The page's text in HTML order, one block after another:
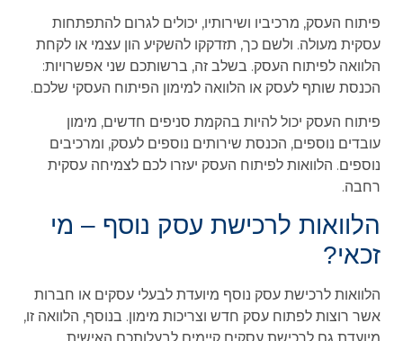
פיתוח העסק, מרכיביו ושירותיו, יכולים לגרום להתפתחות
עסקית מעולה. ולשם כך, תזדקקו להשקיע הון עצמי או לקחת
הלוואה לפיתוח העסק. בשלב זה, ברשותכם שני אפשרויות:
הכנסת שותף לעסק או הלוואה למימון הפיתוח העסקי שלכם.
פיתוח העסק יכול להיות בהקמת סניפים חדשים, מימון
עובדים נוספים, הכנסת שירותים נוספים לעסק, ומרכיבים
נוספים. הלוואות לפיתוח העסק יעזרו לכם לצמיחה עסקית
רחבה.
הלוואות לרכישת עסק נוסף – מי
זכאי?
הלוואות לרכישת עסק נוסף מיועדת לבעלי עסקים או חברות
אשר רוצות לפתוח עסק חדש וצריכות מימון. בנוסף, הלוואה זו,